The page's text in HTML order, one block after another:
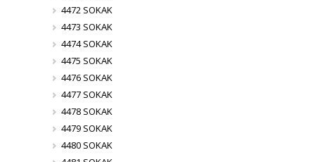
4472 SOKAK
4473 SOKAK
4474 SOKAK
4475 SOKAK
4476 SOKAK
4477 SOKAK
4478 SOKAK
4479 SOKAK
4480 SOKAK